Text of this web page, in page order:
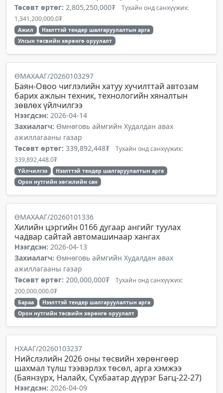
Төсөвт өртөг: 2,805,250,000₮ Тухайн онд санхүүжих:
1,341,200,000.0₮
Ажил
Нээлттэй тендер шалгаруулалтын арга
Улсын төсвийн хөрөнгө оруулалт
ӨМАХААГ/20260103297
Баян-Овоо чиглэлийн хатуу хучилттай автозам
барих ажлын техник, технологийн хяналтын
зөвлөх үйлчилгээ
Нээгдсэн: 2026-04-14
Захиалагч: Өмнөговь аймгийн Худалдан авах
ажиллагааны газар
Төсөвт өртөг: 339,892,448₮ Тухайн онд санхүүжих:
339,892,448.0₮
Үйлчилгээ
Нээлттэй тендер шалгаруулалтын арга
Орон нутгийн хөгжлийн сан
ӨМАХААГ/20260101336
Хилийн цэргийн 0166 дугаар ангийг туулах
чадвар сайтай автомашинаар хангах
Нээгдсэн: 2026-04-13
Захиалагч: Өмнөговь аймгийн Худалдан авах
ажиллагааны газар
Төсөвт өртөг: 200,000,000₮ Тухайн онд санхүүжих:
200,000,000.0₮
Бараа
Нээлттэй тендер шалгаруулалтын арга
Орон нутгийн төсвийн хөрөнгө оруулалт
НХААГ/20260103237
Нийслэлийн 2026 оны төсвийн хөрөнгөөр
шахмал түлш тээвэрлэх төсөл, арга хэмжээ
(Баянзүрх, Налайх, Сүхбаатар дүүрэг Багц-22-27)
Нээгдсэн: 2026-04-09